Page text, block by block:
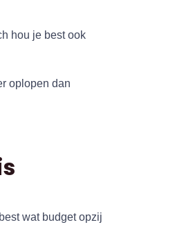
hou je best ook
oplopen dan
wat budget opzij